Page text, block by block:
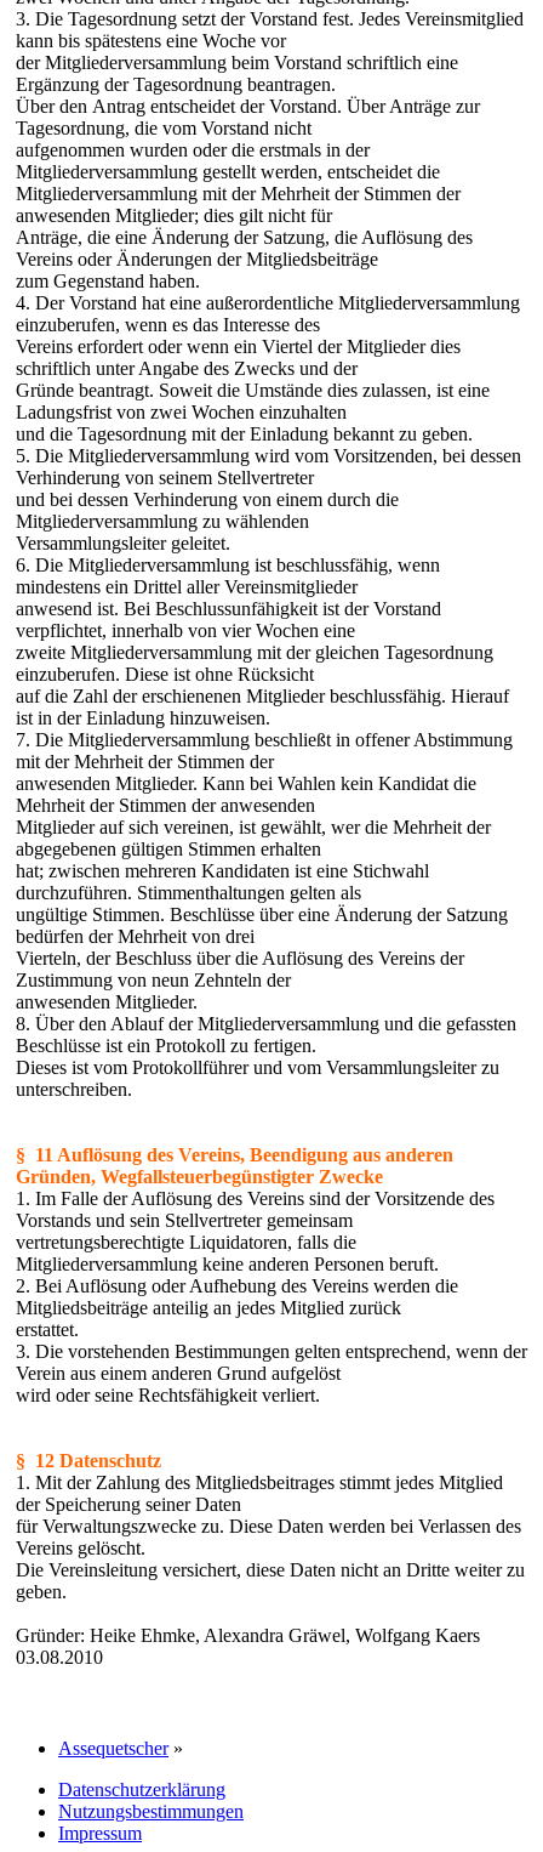
3. Die Tagesordnung setzt der Vorstand fest. Jedes Vereinsmitglied
kann bis spätestens eine Woche vor
der Mitgliederversammlung beim Vorstand schriftlich eine
Ergänzung der Tagesordnung beantragen.
Über den Antrag entscheidet der Vorstand. Über Anträge zur
Tagesordnung, die vom Vorstand nicht
aufgenommen wurden oder die erstmals in der
Mitgliederversammlung gestellt werden, entscheidet die
Mitgliederversammlung mit der Mehrheit der Stimmen der
anwesenden Mitglieder; dies gilt nicht für
Anträge, die eine Änderung der Satzung, die Auflösung des
Vereins oder Änderungen der Mitgliedsbeiträge
zum Gegenstand haben.
4. Der Vorstand hat eine außerordentliche Mitgliederversammlung
einzuberufen, wenn es das Interesse des
Vereins erfordert oder wenn ein Viertel der Mitglieder dies
schriftlich unter Angabe des Zwecks und der
Gründe beantragt. Soweit die Umstände dies zulassen, ist eine
Ladungsfrist von zwei Wochen einzuhalten
und die Tagesordnung mit der Einladung bekannt zu geben.
5. Die Mitgliederversammlung wird vom Vorsitzenden, bei dessen
Verhinderung von seinem Stellvertreter
und bei dessen Verhinderung von einem durch die
Mitgliederversammlung zu wählenden
Versammlungsleiter geleitet.
6. Die Mitgliederversammlung ist beschlussfähig, wenn
mindestens ein Drittel aller Vereinsmitglieder
anwesend ist. Bei Beschlussunfähigkeit ist der Vorstand
verpflichtet, innerhalb von vier Wochen eine
zweite Mitgliederversammlung mit der gleichen Tagesordnung
einzuberufen. Diese ist ohne Rücksicht
auf die Zahl der erschienenen Mitglieder beschlussfähig. Hierauf
ist in der Einladung hinzuweisen.
7. Die Mitgliederversammlung beschließt in offener Abstimmung
mit der Mehrheit der Stimmen der
anwesenden Mitglieder. Kann bei Wahlen kein Kandidat die
Mehrheit der Stimmen der anwesenden
Mitglieder auf sich vereinen, ist gewählt, wer die Mehrheit der
abgegebenen gültigen Stimmen erhalten
hat; zwischen mehreren Kandidaten ist eine Stichwahl
durchzuführen. Stimmenthaltungen gelten als
ungültige Stimmen. Beschlüsse über eine Änderung der Satzung
bedürfen der Mehrheit von drei
Vierteln, der Beschluss über die Auflösung des Vereins der
Zustimmung von neun Zehnteln der
anwesenden Mitglieder.
8. Über den Ablauf der Mitgliederversammlung und die gefassten
Beschlüsse ist ein Protokoll zu fertigen.
Dieses ist vom Protokollführer und vom Versammlungsleiter zu
unterschreiben.
§ 11 Auflösung des Vereins, Beendigung aus anderen
Gründen, Wegfallsteuerbegünstigter Zwecke
1. Im Falle der Auflösung des Vereins sind der Vorsitzende des
Vorstands und sein Stellvertreter gemeinsam
vertretungsberechtigte Liquidatoren, falls die
Mitgliederversammlung keine anderen Personen beruft.
2. Bei Auflösung oder Aufhebung des Vereins werden die
Mitgliedsbeiträge anteilig an jedes Mitglied zurück
erstattet.
3. Die vorstehenden Bestimmungen gelten entsprechend, wenn der
Verein aus einem anderen Grund aufgelöst
wird oder seine Rechtsfähigkeit verliert.
§ 12 Datenschutz
1. Mit der Zahlung des Mitgliedsbeitrages stimmt jedes Mitglied
der Speicherung seiner Daten
für Verwaltungszwecke zu. Diese Daten werden bei Verlassen des
Vereins gelöscht.
Die Vereinsleitung versichert, diese Daten nicht an Dritte weiter zu
geben.
Gründer: Heike Ehmke, Alexandra Gräwel, Wolfgang Kaers
03.08.2010
Assequetscher »
Datenschutzerklärung
Nutzungsbestimmungen
Impressum